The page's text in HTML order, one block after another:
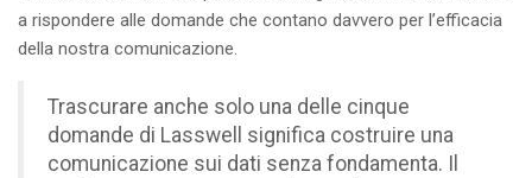
a rispondere alle domande che contano davvero per l’efficacia
della nostra comunicazione.
Trascurare anche solo una delle cinque
domande di Lasswell significa costruire una
comunicazione sui dati senza fondamenta. Il